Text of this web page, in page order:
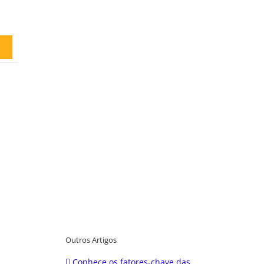
Outros Artigos